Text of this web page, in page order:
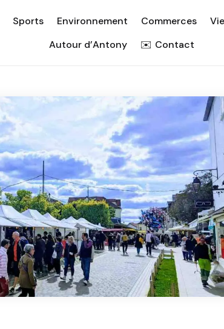
Sports Environnement Commerces
Autour d’Antony
Contact